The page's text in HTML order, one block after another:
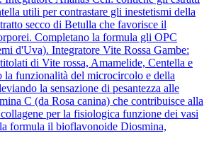
utili per contrastare gli inestetismi della
secco di Betulla che favorisce il
Completano la formula gli OPC
d'Uva). Integratore Vite Rossa Gambe:
di Vite rossa, Amamelide, Centella e
la funzionalità del microcircolo e della
la sensazione di pesantezza alle
C (da Rosa canina) che contribuisce alla
per la fisiologica funzione dei vasi
formula il bioflavonoide Diosmina,